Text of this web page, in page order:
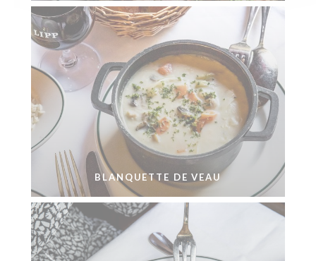
BLANQUETTE DE VEAU